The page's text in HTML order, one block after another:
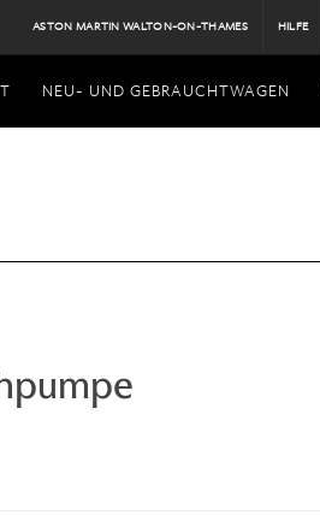
ASTON MARTIN WALTON-ON-THAMES HILFE
NEU- UND GEBRAUCHTWAGEN